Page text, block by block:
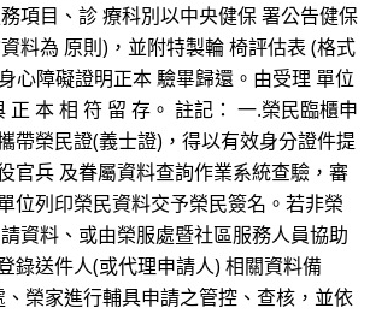
項目、診 療科別以中央健保 署公告健保
料為 原則)，並附特製輪 椅評估表 (格式
心障礙證明正本 驗畢歸還。由受理 單位
正 本 相 符 留 存。 註記： 一.榮民臨櫃申
帶榮民證(義士證)，得以有效身分證件提
官兵 及眷屬資料查詢作業系統查驗，審
位列印榮民資料交予榮民簽名。若非榮
資料、或由榮服處暨社區服務人員協助
錄送件人(或代理申請人) 相關資料備
榮家進行輔具申請之管控、查核，並依